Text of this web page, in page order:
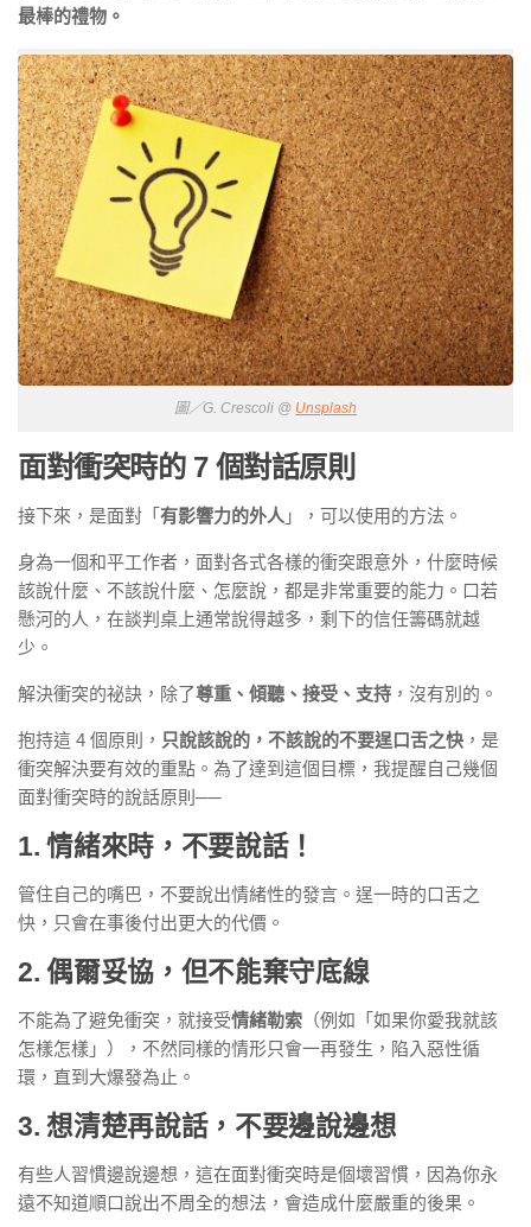
最棒的禮物。
圖／G. Crescoli @ Unsplash
面對衝突時的 7 個對話原則
接下來，是面對「 有影響力的外人 」，可以使用的方法。
身為一個和平工作者，面對各式各樣的衝突跟意外，什麼時候
該說什麼、不該說什麼、怎麼說，都是非常重要的能力。口若
懸河的人，在談判桌上通常說得越多，剩下的信任籌碼就越
少。
解決衝突的祕訣，除了尊重、傾聽、接受、支持 ，沒有別的。
抱持這 4 個原則， 只說該說的，不該說的不要逞口舌之快 ，是
衝突解決要有效的重點。為了達到這個目標，我提醒自己幾個
面對衝突時的說話原則──
1. 情緒來時，不要說話！
管住自己的嘴巴，不要說出情緒性的發言。逞一時的口舌之
快，只會在事後付出更大的代價。
2. 偶爾妥協，但不能棄守底線
不能為了避免衝突，就接受情緒勒索 （例如「如果你愛我就該
怎樣怎樣」），不然同樣的情形只會一再發生，陷入惡性循
環，直到大爆發為止。
3. 想清楚再說話，不要邊說邊想
有些人習慣邊說邊想，這在面對衝突時是個壞習慣，因為你永
遠不知道順口說出不周全的想法，會造成什麼嚴重的後果。